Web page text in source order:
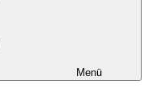
Menü